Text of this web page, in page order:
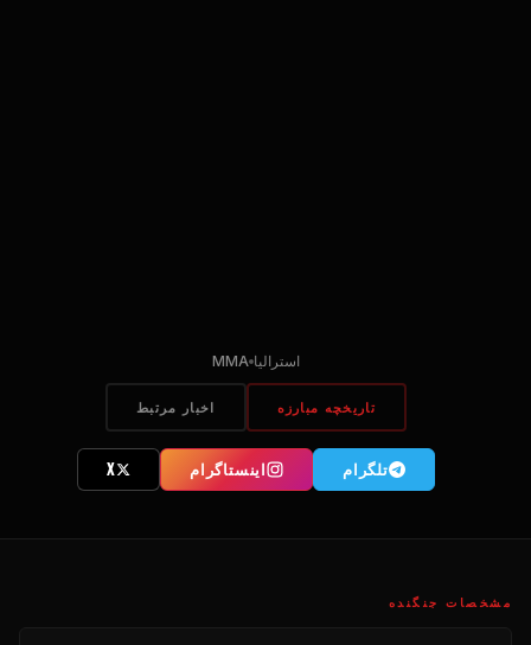
استرالیا MMA
تاریخچه مبارزه اخبار مرتبط
تلگرام اینستاگرام X
مشخصات جنگنده